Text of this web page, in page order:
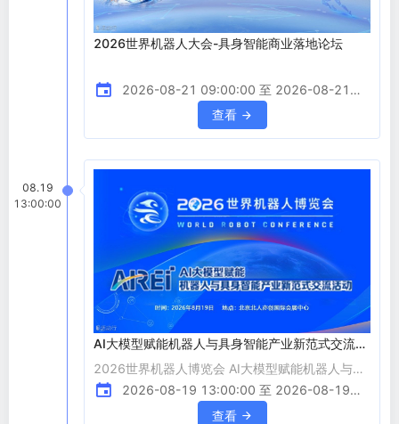
2026世界机器人大会-具身智能商业落地论坛
2026-08-21 09:00:00 至 2026-08-21
查看
08.19
13:00:00
AI大模型赋能机器人与具身智能产业新范式交流活
动
2026世界机器人博览会 AI大模型赋能机器人与具
身智能产业新范式交流活动 &nbsp; &nbsp;
&nbsp; &nbsp; 一、会议介绍
2026-08-19 13:00:00 至 2026-08-19
查看